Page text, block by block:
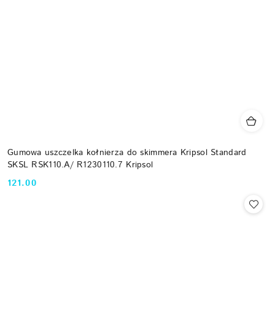
Gumowa uszczelka kołnierza do skimmera Kripsol Standard
SKSL RSK110.A/ R1230110.7 Kripsol
Cena:
121.00